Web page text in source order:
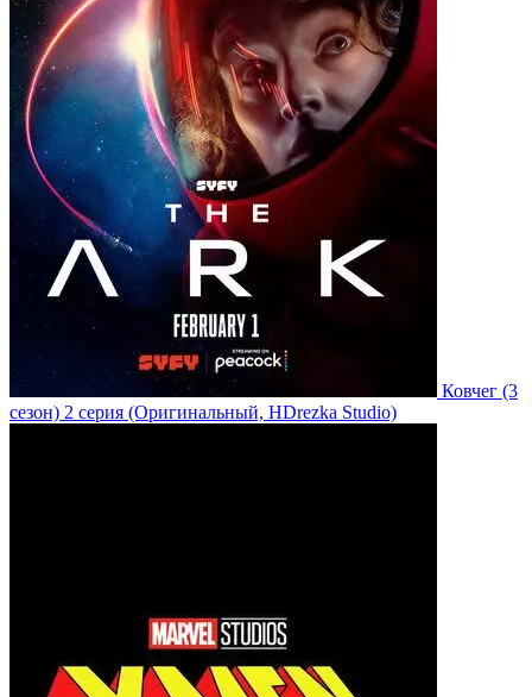
Ковчег (3
сезон) 2 серия (Оригинальный, HDrezka Studio)